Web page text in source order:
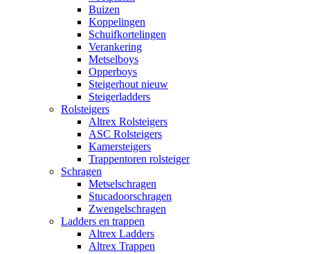
Buizen
Koppelingen
Schuifkortelingen
Verankering
Metselboys
Opperboys
Steigerhout nieuw
Steigerladders
Rolsteigers
Altrex Rolsteigers
ASC Rolsteigers
Kamersteigers
Trappentoren rolsteiger
Schragen
Metselschragen
Stucadoorschragen
Zwengelschragen
Ladders en trappen
Altrex Ladders
Altrex Trappen